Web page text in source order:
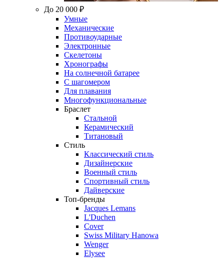
До 20 000 ₽
Умные
Механические
Противоударные
Электронные
Скелетоны
Хронографы
На солнечной батарее
С шагомером
Для плавания
Многофункциональные
Браслет
Стальной
Керамический
Титановый
Стиль
Классический стиль
Дизайнерские
Военный стиль
Спортивный стиль
Дайверские
Топ-бренды
Jacques Lemans
L'Duchen
Cover
Swiss Military Hanowa
Wenger
Elysee